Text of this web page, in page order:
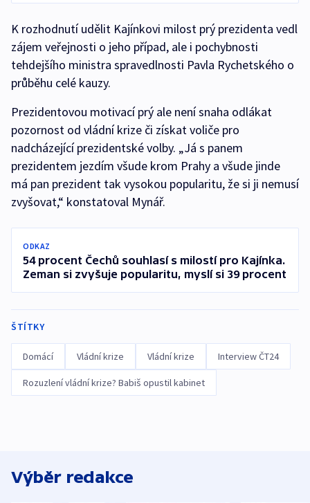
K rozhodnutí udělit Kajínkovi milost prý prezidenta vedl
zájem veřejnosti o jeho případ, ale i pochybnosti
tehdejšího ministra spravedlnosti Pavla Rychetského o
průběhu celé kauzy.
Prezidentovou motivací prý ale není snaha odlákat
pozornost od vládní krize či získat voliče pro
nadcházející prezidentské volby. „Já s panem
prezidentem jezdím všude krom Prahy a všude jinde
má pan prezident tak vysokou popularitu, že si ji nemusí
zvyšovat,“ konstatoval Mynář.
ODKAZ
54 procent Čechů souhlasí s milostí pro Kajínka.
Zeman si zvyšuje popularitu, myslí si 39 procent
ŠTÍTKY
Domácí Vládní krize Vládní krize Interview ČT24
Rozuzlení vládní krize? Babiš opustil kabinet
Výběr redakce